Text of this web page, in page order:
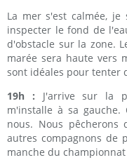
La mer s'est calmée,
inspecter le fond de
d'obstacle sur la zone.
marée sera haute vers
sont idéales pour tenter
19h : J'arrive sur la
m'installe à sa
nous. Nous
autres compagnons de
manche du